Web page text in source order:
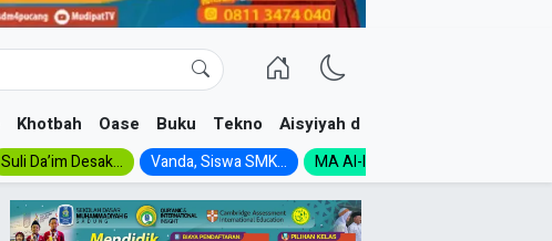
Khotbah Oase Buku Tekno Aisyiyah dan NA
Suli Da’im Desak... Vanda, Siswa SMK... MA Al-Ishlah Gelar...